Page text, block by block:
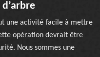
une activité facile à mettre
opération devrait être
Nous sommes une